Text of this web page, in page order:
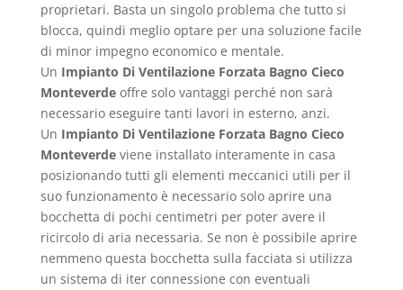
proprietari. Basta un singolo problema che tutto si
blocca, quindi meglio optare per una soluzione facile
di minor impegno economico e mentale.
Un Impianto Di Ventilazione Forzata Bagno Cieco
Monteverdeoffre solo vantaggi perché non sarà
necessario eseguire tanti lavori in esterno, anzi.
Un Impianto Di Ventilazione Forzata Bagno Cieco
Monteverdeviene installato interamente in casa
posizionando tutti gli elementi meccanici utili per il
suo funzionamento è necessario solo aprire una
bocchetta di pochi centimetri per poter avere il
ricircolo di aria necessaria. Se non è possibile aprire
nemmeno questa bocchetta sulla facciata si utilizza
un sistema di iter connessione con eventuali